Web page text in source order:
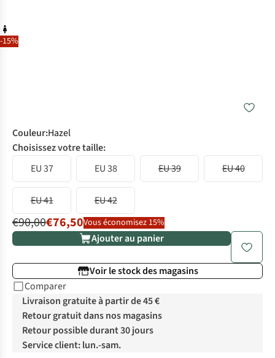
-15%
Couleur:Hazel
Choisissez votre taille:
EU 37
EU 38 EU 39 EU 40
EU 41 EU 42
€90,00€76,50Vous économisez 15%
Ajouter au panier
Voir le stock des magasins
Comparer
Livraison gratuite à partir de 45 €
Retour gratuit dans nos magasins
Retour possible durant 30 jours
Service client: lun.-sam.